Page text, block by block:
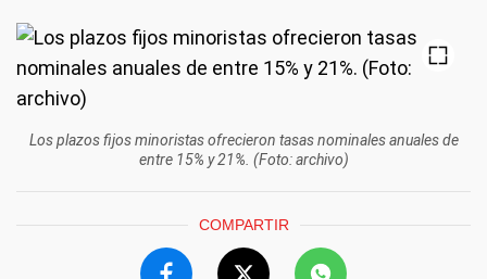
Los plazos fijos minoristas ofrecieron tasas nominales anuales de
entre 15% y 21%. (Foto: archivo)
COMPARTIR